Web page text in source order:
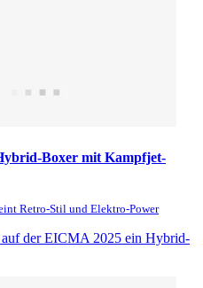
Boxer mit Kampfjet-
Retro-Stil und Elektro-Power
der EICMA 2025 ein Hybrid-